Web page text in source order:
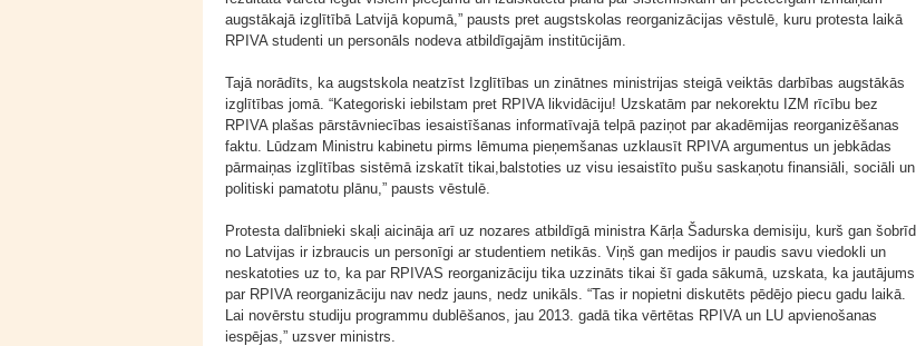
augstākajā izglītībā Latvijā kopumā,” pausts pret augstskolas reorganizācijas vēstulē, kuru protesta laikā
RPIVA studenti un personāls nodeva atbildīgajām institūcijām.
Tajā norādīts, ka augstskola neatzīst Izglītības un zinātnes ministrijas steigā veiktās darbības augstākās
izglītības jomā. “Kategoriski iebilstam pret RPIVA likvidāciju! Uzskatām par nekorektu IZM rīcību bez
RPIVA plašas pārstāvniecības iesaistīšanas informatīvajā telpā paziņot par akadēmijas reorganizēšanas
faktu. Lūdzam Ministru kabinetu pirms lēmuma pieņemšanas uzklausīt RPIVA argumentus un jebkādas
pārmaiņas izglītības sistēmā izskatīt tikai,balstoties uz visu iesaistīto pušu saskaņotu finansiāli, sociāli un
politiski pamatotu plānu,” pausts vēstulē.
Protesta dalībnieki skaļi aicināja arī uz nozares atbildīgā ministra Kārļa Šadurska demisiju, kurš gan šobrīd
no Latvijas ir izbraucis un personīgi ar studentiem netikās. Viņš gan medijos ir paudis savu viedokli un
neskatoties uz to, ka par RPIVAS reorganizāciju tika uzzināts tikai šī gada sākumā, uzskata, ka jautājums
par RPIVA reorganizāciju nav nedz jauns, nedz unikāls. “Tas ir nopietni diskutēts pēdējo piecu gadu laikā.
Lai novērstu studiju programmu dublēšanos, jau 2013. gadā tika vērtētas RPIVA un LU apvienošanas
iespējas,” uzsver ministrs.